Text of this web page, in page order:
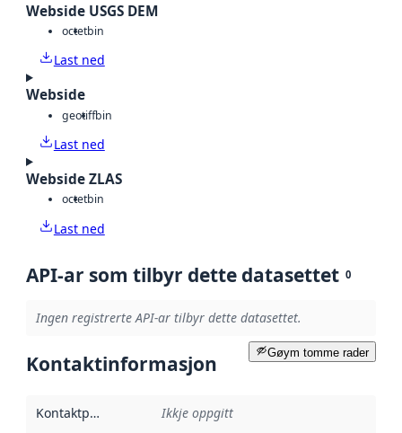
Webside USGS DEM
octetbin
Last ned
Webside
geotiffbin
Last ned
Webside ZLAS
octetbin
Last ned
API-ar som tilbyr dette datasettet 0
Ingen registrerte API-ar tilbyr dette datasettet.
Gøym tomme rader
Kontaktinformasjon
Kontaktpunkt Ikkje oppgitt